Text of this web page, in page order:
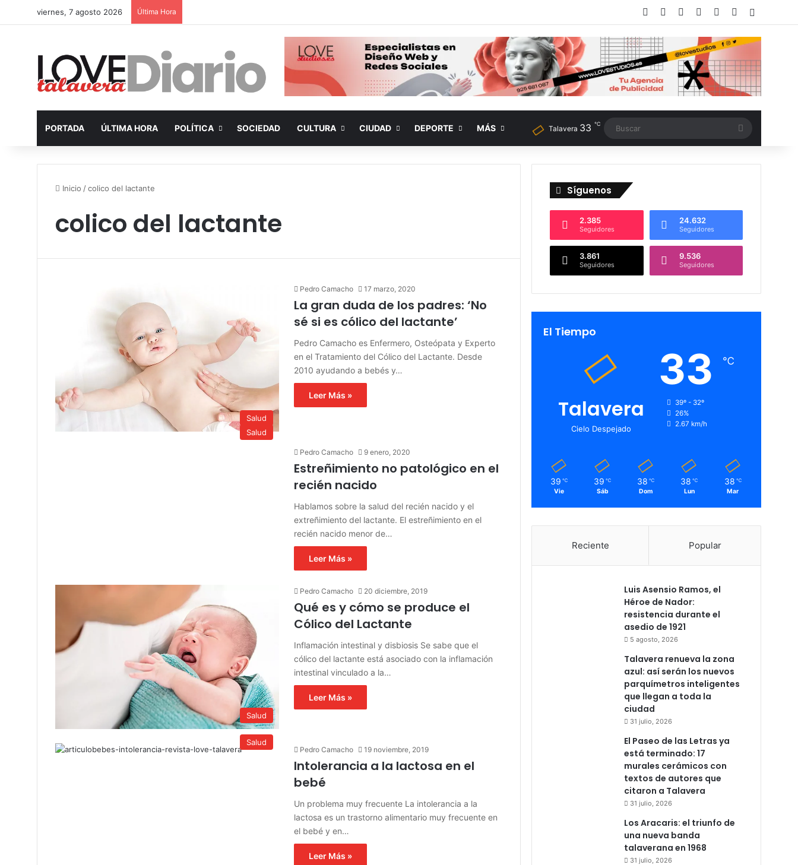
viernes, 7 agosto 2026 Última Hora Facebook LinkedInInstagram
TikTokRSS
PORTADA ÚLTIMA HORA POLÍTICA SOCIEDAD CULTURA CIUDAD DEPORTE MÁS Talavera 33 ℃
Inicio /colico del lactante
colico del lactante
Salud
Pedro Camacho 17 marzo, 2020
La gran duda de los padres: ‘No
sé si es cólico del lactante’
Pedro Camacho es Enfermero, Osteópata y Experto
en el Tratamiento del Cólico del Lactante. Desde
2010 ayudando a bebés y…
Leer Más »
Salud
Pedro Camacho 9 enero, 2020
Estreñimiento no patológico en el
recién nacido
Hablamos sobre la salud del recién nacido y el
extreñimiento del lactante. El estreñimiento en el
recién nacido menor de…
Leer Más »
Salud
Pedro Camacho 20 diciembre, 2019
Qué es y cómo se produce el
Cólico del Lactante
Inflamación intestinal y disbiosis Se sabe que el
cólico del lactante está asociado con la inflamación
intestinal vinculado a la…
Leer Más »
Salud
Pedro Camacho 19 noviembre, 2019
Intolerancia a la lactosa en el
bebé
Un problema muy frecuente La intolerancia a la
lactosa es un trastorno alimentario muy frecuente en
el bebé y en…
Leer Más »
Síguenos
2.385
Seguidores
24.632
Seguidores
3.861
Seguidores
9.536
Seguidores
El Tiempo
Talavera
Cielo Despejado
33 ℃
39º - 32º
26%
2.67 km/h
39 ℃
Vie
39 ℃
Sáb
38 ℃
Dom
38 ℃
Lun
38 ℃
Mar
Reciente Popular
Luis Asensio Ramos, el
Héroe de Nador:
resistencia durante el
asedio de 1921
5 agosto, 2026
Talavera renueva la zona
azul: así serán los nuevos
parquímetros inteligentes
que llegan a toda la
ciudad
31 julio, 2026
El Paseo de las Letras ya
está terminado: 17
murales cerámicos con
textos de autores que
citaron a Talavera
31 julio, 2026
Los Aracaris: el triunfo de
una nueva banda
talaverana en 1968
31 julio, 2026